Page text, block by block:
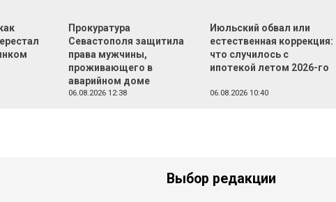
Прокуратура
Севастополя защитила
права мужчины,
проживающего в
аварийном доме
06.08.2026 12:38
Июльский обвал или
естественная коррекция:
что случилось с
ипотекой летом 2026-го
06.08.2026 10:40
Выбор редакции